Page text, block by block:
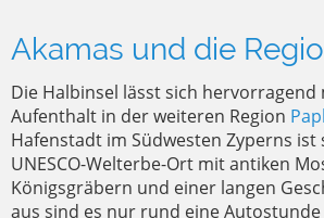
Akamas und die
Die Halbinsel lässt sich hervorragend
Aufenthalt in der weiteren Region
Hafenstadt im Südwesten Zyperns ist
UNESCO-Welterbe-Ort mit antiken
Königsgräbern und einer langen
aus sind es nur rund eine